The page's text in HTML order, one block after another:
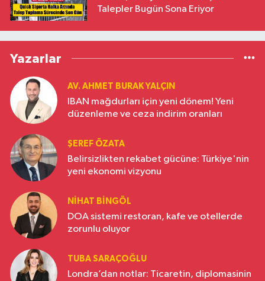
Talepler Bugün Sona Eriyor
Yazarlar
AV. AHMET BURAK YALÇIN
IBAN mağdurları için yeni dönem! Yeni
düzenleme ve ceza indirim oranları
ŞEREF ÖZATA
Belirsizlikten rekabet gücüne: Türkiye'nin
yeni ekonomi vizyonu
NIHAT BINGÖL
DOA sistemi restoran, kafe ve otellerde
zorunlu oluyor
TUBA SARAÇOĞLU
Londra’dan notlar: Ticaretin, diplomasinin